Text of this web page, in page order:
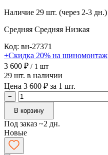
Наличие 29 шт. (через 2-3 дн.)
Средняя Средняя Низкая
Код: вн-27371
+Скидка 20% на шиномонтаж
3 600 ₽ / 1 шт
29 шт. в наличии
Цена 3 600 ₽ за 1 шт.
−
В корзину
Под заказ ~2 дн.
Новые